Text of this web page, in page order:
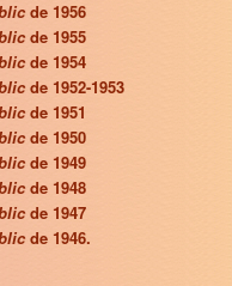
de 1956
de 1955
de 1954
de 1952-1953
de 1951
de 1950
de 1949
de 1948
de 1947
de 1946.